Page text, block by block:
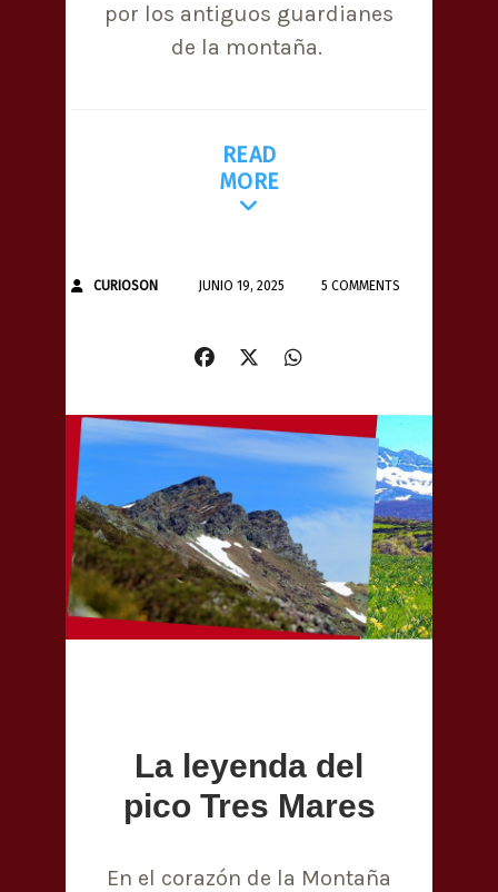
por los antiguos guardianes
de la montaña.
READ
MORE
CURIOSON JUNIO 19, 2025 5 COMMENTS
La leyenda del
pico Tres Mares
En el corazón de la Montaña